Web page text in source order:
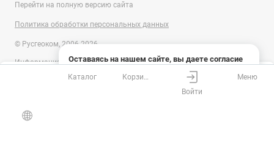
Оставаясь на нашем сайте, вы даете согласие
на использование файлов cookies и сбор данных
системами веб-аналитики
Перейти на полную версию сайта
Политика обработки персональных данных
© Русгеоком, 2006-2026
Информация на сайте носит справочный характер и не является
публичной офертой, определяемой положениями Статьи 437
Гражданского кодекса Российской Федерации. Технические
изменены производителем без предварительного уведомления.
Уточняйте информацию у наших менеджеров.
Каталог
Корзина
Войти
Меню